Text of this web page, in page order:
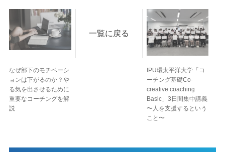
なぜ部下のモチベーシ
ョンは下がるのか？や
る気を出させるために
重要なコーチングを解
説
一覧に戻る
IPU環太平洋大学「コ
ーチング基礎Co-
creative coaching
Basic」3日間集中講義
〜人を支援するという
こと〜